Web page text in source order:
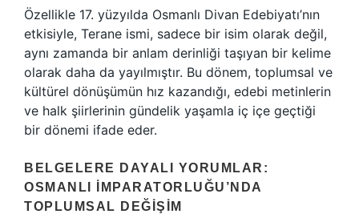
Özellikle 17. yüzyılda Osmanlı Divan Edebiyatı’nın
etkisiyle, Terane ismi, sadece bir isim olarak değil,
aynı zamanda bir anlam derinliği taşıyan bir kelime
olarak daha da yayılmıştır. Bu dönem, toplumsal ve
kültürel dönüşümün hız kazandığı, edebi metinlerin
ve halk şiirlerinin gündelik yaşamla iç içe geçtiği
bir dönemi ifade eder.
BELGELERE DAYALI YORUMLAR:
OSMANLI İMPARATORLUĞU’NDA
TOPLUMSAL DEĞIŞIM